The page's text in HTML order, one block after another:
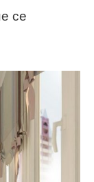
се